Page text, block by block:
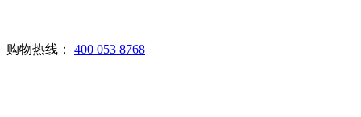
购物热线： 400 053 8768